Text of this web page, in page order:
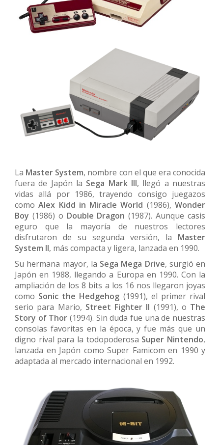
La Master System, nombre con el que era conocida
fuera de Japón la Sega Mark III, llegó a nuestras
vidas allá por 1986, trayendo consigo juegazos
comoAlex Kidd in Miracle World (1986),Wonder
Boy (1986) o Double Dragon(1987). Aunque casis
eguro que la mayoría de nuestros lectores
disfrutaron de su segunda versión, la Master
System II, más compacta y ligera, lanzada en 1990.
Su hermana mayor, la Sega Mega Drive, surgió en
Japón en 1988, llegando a Europa en 1990. Con la
ampliación de los 8 bits a los 16 nos llegaron joyas
como Sonic the Hedgehog (1991), el primer rival
serio para Mario, Street Fighter II (1991), o The
Story of Thor (1994). Sin duda fue una de nuestras
consolas favoritas en la época, y fue más que un
digno rival para la todopoderosa Super Nintendo,
lanzada en Japón como Super Famicom en 1990 y
adaptada al mercado internacional en 1992.